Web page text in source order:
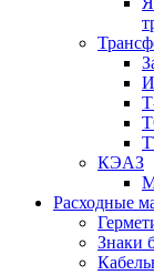
КЭАЗ
Расходные
Знаки